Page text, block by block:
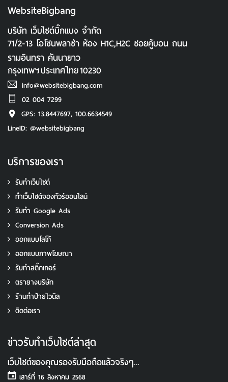
WebsiteBigbang
บริษัท เว็บไซต์บิ๊กแบง จำกัด
71/2-13 โอโซนพลาซ่า ห้อง H1C,H2C ซอยคู้บอน ถนน
รามอินทรา คันนายาว
กรุงเทพฯประเทศไทย10230
info@websitebigbang.com
02 004 7299
GPS: 13.8447697, 100.6634549
LineID: @websitebigbang
บริการของเรา
รับทำเว็บไซต์
ทําเว็บไซต์จองทัวร์ออนไลน์
รับทํา Google Ads
Conversion Ads
ออกแบบโลโก้
ออกแบบภาพโฆษณา
รับทําสติ๊กเกอร์
ตรายางบริษัท
ร้านทำป้ายไวนิล
ติดต่อเรา
ข่าวรับทําเว็บไซต์ล่าสุด
เว็บไซต์ของคุณรองรับมือถือแล้วจริงๆ...
เสาร์ที่ 16 สิงหาคม 2568